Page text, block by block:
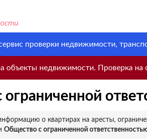
проверки недвижимости,
объекты недвижимости. Проверка
о квартирах на аресты,
Общество с ограниченной